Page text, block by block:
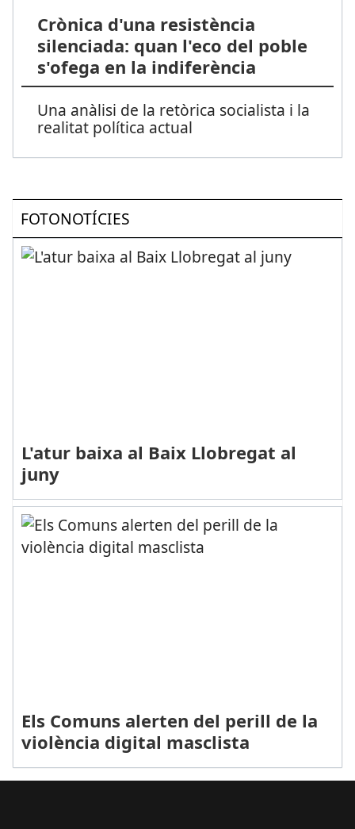
Crònica d'una resistència
silenciada: quan l'eco del poble
s'ofega en la indiferència
Una anàlisi de la retòrica socialista i la
realitat política actual
FOTONOTÍCIES
L'atur baixa al Baix Llobregat al
juny
Els Comuns alerten del perill de la
violència digital masclista